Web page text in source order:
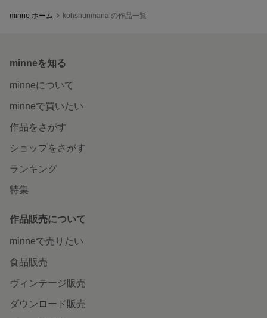
minne ホーム kohshunmana の作品一覧
minneを知る
minneについて
minneで買いたい
作品をさがす
ショップをさがす
ランキング
特集
作品販売について
minneで売りたい
食品販売
ヴィンテージ販売
ダウンロード販売